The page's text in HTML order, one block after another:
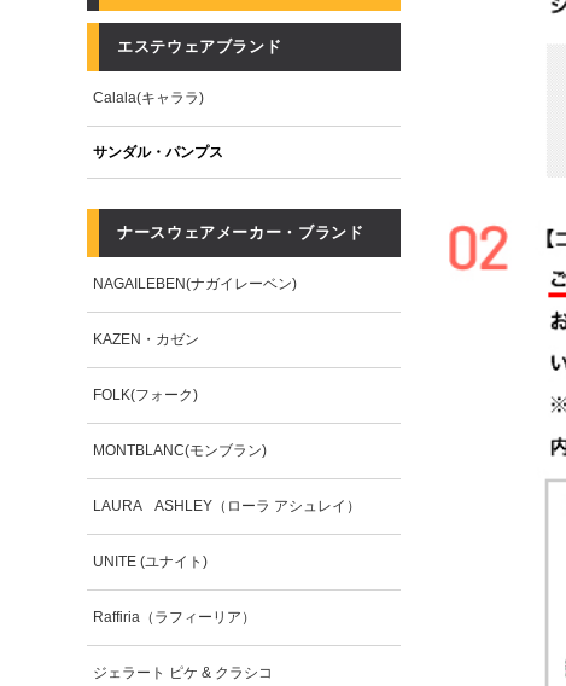
エステウェアブランド
Calala(キャララ)
サンダル・パンプス
ナースウェアメーカー・ブランド
NAGAILEBEN(ナガイレーベン)
KAZEN・カゼン
FOLK(フォーク)
MONTBLANC(モンブラン)
LAURA ASHLEY（ローラ アシュレイ）
UNITE (ユナイト)
Raffiria（ラフィーリア）
ジェラート ピケ & クラシコ